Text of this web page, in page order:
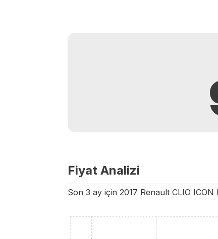
Fiyat Analizi
Son 3 ay için 2017 Renault CLIO ICON